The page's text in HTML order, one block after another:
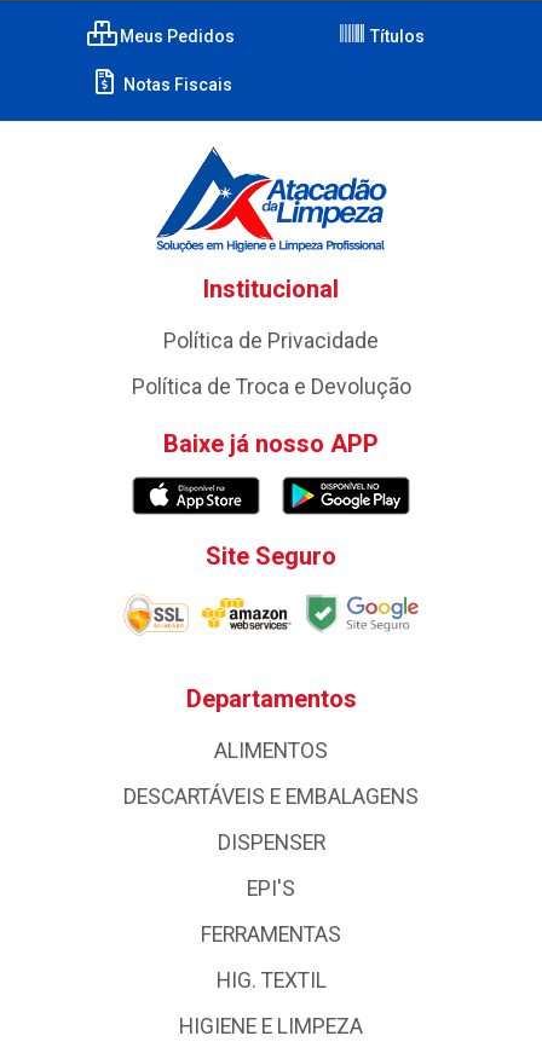
Meus Pedidos Títulos
Notas Fiscais
Institucional
Política de Privacidade
Política de Troca e Devolução
Baixe já nosso APP
Site Seguro
Departamentos
ALIMENTOS
DESCARTÁVEIS E EMBALAGENS
DISPENSER
EPI'S
FERRAMENTAS
HIG. TEXTIL
HIGIENE E LIMPEZA